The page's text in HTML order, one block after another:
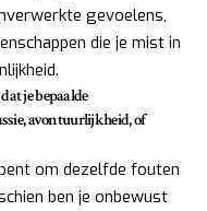
gevoelens,
die je mist in
je bepaalde
avontuurlijkheid, of
om dezelfde fouten
ben je onbewust